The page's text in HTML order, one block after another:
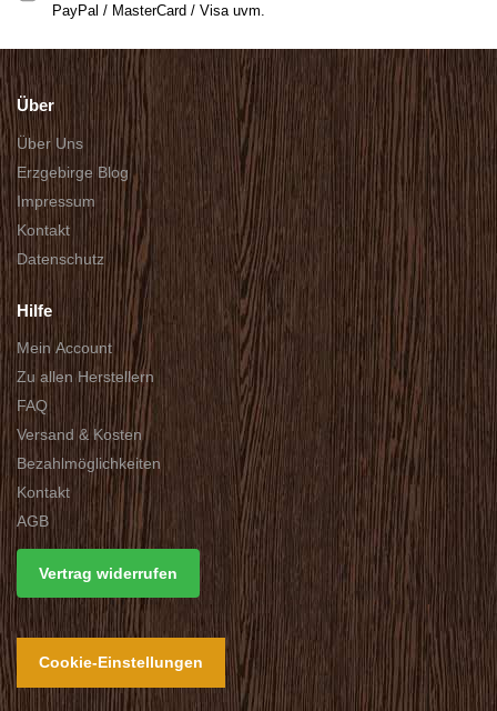
PayPal / MasterCard / Visa uvm.
Über
Über Uns
Erzgebirge Blog
Impressum
Kontakt
Datenschutz
Hilfe
Mein Account
Zu allen Herstellern
FAQ
Versand & Kosten
Bezahlmöglichkeiten
Kontakt
AGB
Vertrag widerrufen
Cookie-Einstellungen